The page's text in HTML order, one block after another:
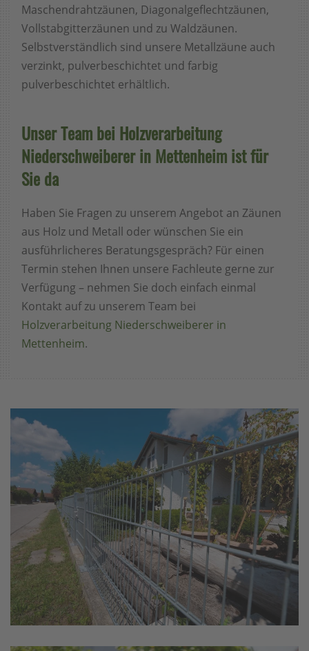
Maschendrahtzäunen, Diagonalgeflechtzäunen,
Vollstabgitterzäunen und zu Waldzäunen.
Selbstverständlich sind unsere Metallzäune auch
verzinkt, pulverbeschichtet und farbig
pulverbeschichtet erhältlich.
Unser Team bei Holzverarbeitung
Niederschweiberer in Mettenheim ist für
Sie da
Haben Sie Fragen zu unserem Angebot an Zäunen
aus Holz und Metall oder wünschen Sie ein
ausführlicheres Beratungsgespräch? Für einen
Termin stehen Ihnen unsere Fachleute gerne zur
Verfügung – nehmen Sie doch einfach einmal
Kontakt auf zu unserem Team bei
Holzverarbeitung Niederschweiberer in
Mettenheim.